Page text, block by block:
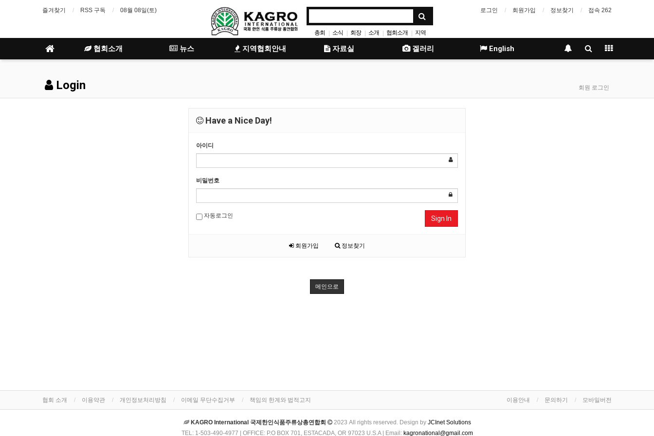
즐겨찾기 RSS 구독 08월 08일(토) 로그인 회원가입 정보찾기 접속 262
총회 | 소식 | 회장 | 소개 | 협회소개 | 지역
안내
협회소개 뉴스 지역협회안내 자료실 겔러리 English
Login 회원 로그인
Have a Nice Day!
아이디
비밀번호
자동로그인 Sign In
회원가입 정보찾기
메인으로
협회 소개 이용약관 개인정보처리방침 이메일 무단수집거부 책임의 한계와 법적고지 이용안내 문의하기 모바일버전
KAGRO International 국제한인식품주류상총연합회 2023 All rights reserved. Design by JCInet Solutions
TEL: 1-503-490-4977 | OFFICE: P.O BOX 701, ESTACADA, OR 97023 U.S.A | Email: kagronational@gmail.com